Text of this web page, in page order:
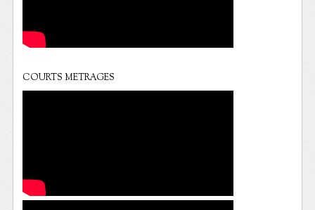
COURTS METRAGES